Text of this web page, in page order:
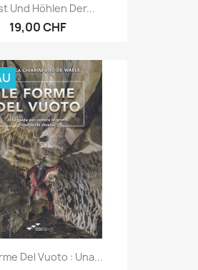
Und Höhlen Der...
19,00 CHF
Del Vuoto : Una...